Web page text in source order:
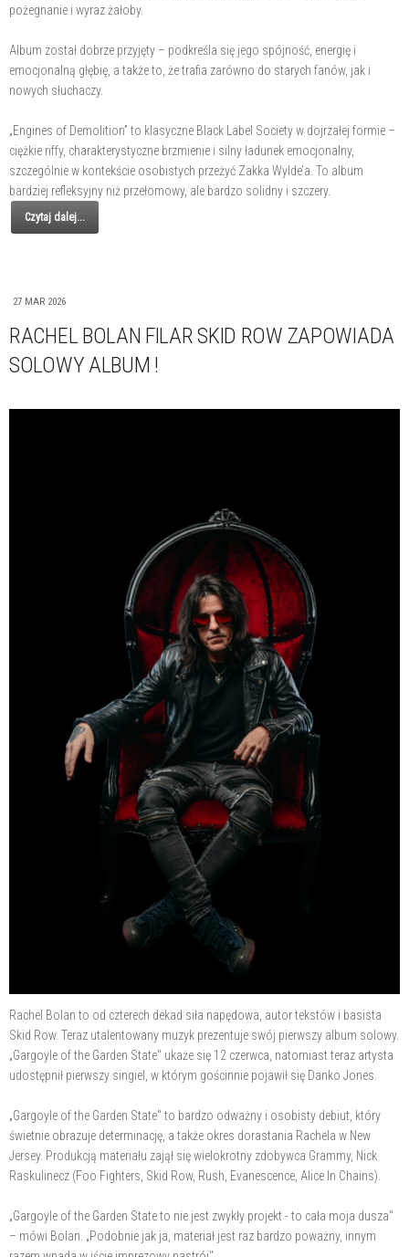
pożegnanie i wyraz żałoby.
Album został dobrze przyjęty – podkreśla się jego spójność, energię i
emocjonalną głębię, a także to, że trafia zarówno do starych fanów, jak i
nowych słuchaczy.
„Engines of Demolition” to klasyczne Black Label Society w dojrzałej formie –
ciężkie riffy, charakterystyczne brzmienie i silny ładunek emocjonalny,
szczególnie w kontekście osobistych przeżyć Zakka Wylde’a. To album
bardziej refleksyjny niż przełomowy, ale bardzo solidny i szczery.
Czytaj dalej...
27 MAR 2026
RACHEL BOLAN FILAR SKID ROW ZAPOWIADA
SOLOWY ALBUM !
Rachel Bolan to od czterech dekad siła napędowa, autor tekstów i basista
Skid Row. Teraz utalentowany muzyk prezentuje swój pierwszy album solowy.
„Gargoyle of the Garden State" ukaże się 12 czerwca, natomiast teraz artysta
udostępnił pierwszy singiel, w którym gościnnie pojawił się Danko Jones.
„Gargoyle of the Garden State" to bardzo odważny i osobisty debiut, który
świetnie obrazuje determinację, a także okres dorastania Rachela w New
Jersey. Produkcją materiału zajął się wielokrotny zdobywca Grammy, Nick
Raskulinecz (Foo Fighters, Skid Row, Rush, Evanescence, Alice In Chains).
„Gargoyle of the Garden State to nie jest zwykły projekt - to cała moja dusza"
– mówi Bolan. „Podobnie jak ja, materiał jest raz bardzo poważny, innym